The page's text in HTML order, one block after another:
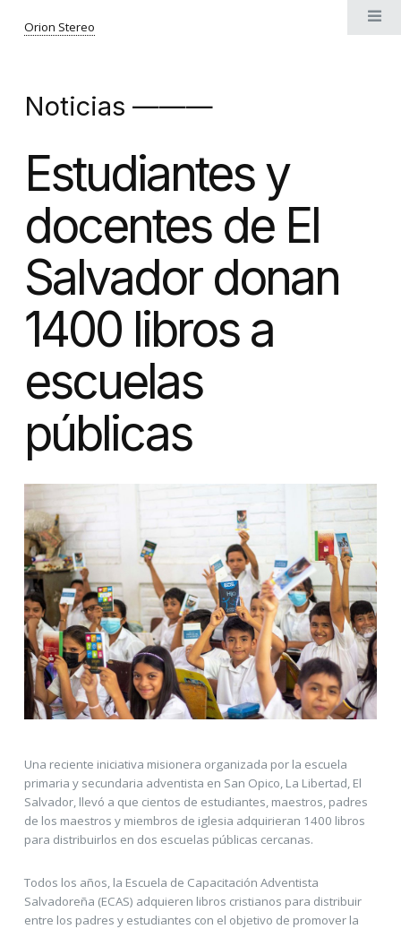
Orion Stereo
Noticias ———
Estudiantes y
docentes de El
Salvador donan
1400 libros a
escuelas
públicas
Una reciente iniciativa misionera organizada por la escuela
primaria y secundaria adventista en San Opico, La Libertad, El
Salvador, llevó a que cientos de estudiantes, maestros, padres
de los maestros y miembros de iglesia adquirieran 1400 libros
para distribuirlos en dos escuelas públicas cercanas.
Todos los años, la Escuela de Capacitación Adventista
Salvadoreña (ECAS) adquieren libros cristianos para distribuir
entre los padres y estudiantes con el objetivo de promover la